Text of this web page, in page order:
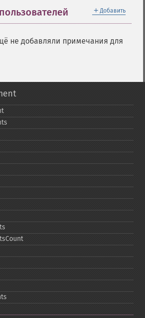
＋ Добавить
не добавляли примечания для